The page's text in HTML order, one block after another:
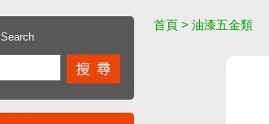
Search
首頁 > 油漆五金類